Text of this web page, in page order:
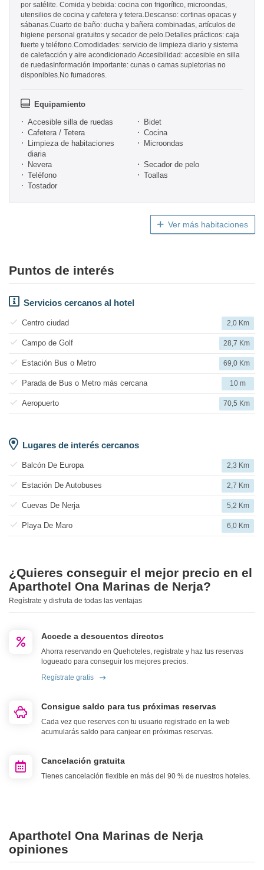
por satélite. Comida y bebida: cocina con frigorífico, microondas,
utensilios de cocina y cafetera y tetera.Descanso: cortinas opacas y
sábanas.Cuarto de baño: ducha y bañera combinadas, artículos de
higiene personal gratuitos y secador de pelo.Detalles prácticos: caja
fuerte y teléfono.Comodidades: servicio de limpieza diario y sistema
de calefacción y aire acondicionado.Accesibilidad: accesible en silla
de ruedasInformación importante: cunas o camas supletorias no
disponibles.No fumadores.
Equipamiento
Accesible silla de ruedas
Bidet
Cafetera / Tetera
Cocina
Limpieza de habitaciones
diaria
Microondas
Nevera
Secador de pelo
Teléfono
Toallas
Tostador
Ver más habitaciones
Puntos de interés
Servicios cercanos al hotel
Centro ciudad 2,0 Km
Campo de Golf 28,7 Km
Estación Bus o Metro 69,0 Km
Parada de Bus o Metro más cercana 10 m
Aeropuerto 70,5 Km
Lugares de interés cercanos
Balcón De Europa 2,3 Km
Estación De Autobuses 2,7 Km
Cuevas De Nerja 5,2 Km
Playa De Maro 6,0 Km
¿Quieres conseguir el mejor precio en el
Aparthotel Ona Marinas de Nerja?
Regístrate y disfruta de todas las ventajas
Accede a descuentos directos
Ahorra reservando en Quehoteles, regístrate y haz tus reservas
logueado para conseguir los mejores precios.
Regístrate gratis
Consigue saldo para tus próximas reservas
Cada vez que reserves con tu usuario registrado en la web
acumularás saldo para canjear en próximas reservas.
Cancelación gratuita
Tienes cancelación flexible en más del 90 % de nuestros hoteles.
Aparthotel Ona Marinas de Nerja
opiniones